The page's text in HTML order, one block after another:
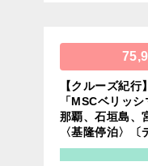
【クルーズ紀
「MSCベリッ
那覇、石垣島、
〈基隆停泊〉〔